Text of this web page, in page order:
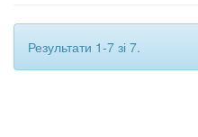
Результати 1-7 зі 7.